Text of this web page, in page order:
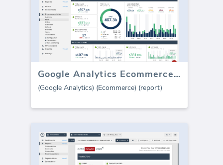
Google Analytics Ecommerce (rapporto)
(Google Analytics) (Ecommerce) (report)